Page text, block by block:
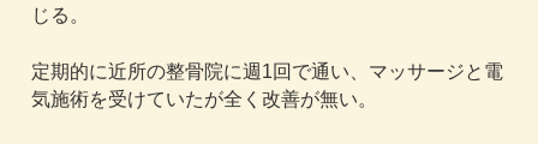
じる。
定期的に近所の整骨院に週1回で通い、マッサージと電
気施術を受けていたが全く改善が無い。